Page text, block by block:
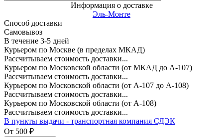
Информация о доставке
Эль-Монте
Способ доставки
Самовывоз
В течение 3-5 дней
Курьером по Москве (в пределах МКАД)
Рассчитываем стоимость доставки...
Курьером по Московской области (от МКАД до А-107)
Рассчитываем стоимость доставки...
Курьером по Московской области (от А-107 до А-108)
Рассчитываем стоимость доставки...
Курьером по Московской области (от А-108)
Рассчитываем стоимость доставки...
В пункты выдачи - транспортная компания СДЭК
От 500 ₽